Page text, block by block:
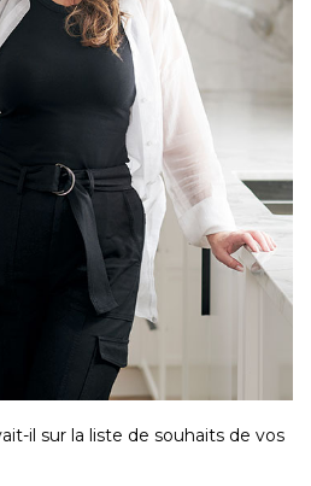
il sur la liste de souhaits de vos